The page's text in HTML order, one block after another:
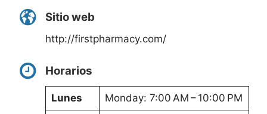
Sitio web
http://firstpharmacy.com/
Horarios
Lunes Monday: 7:00 AM – 10:00 PM